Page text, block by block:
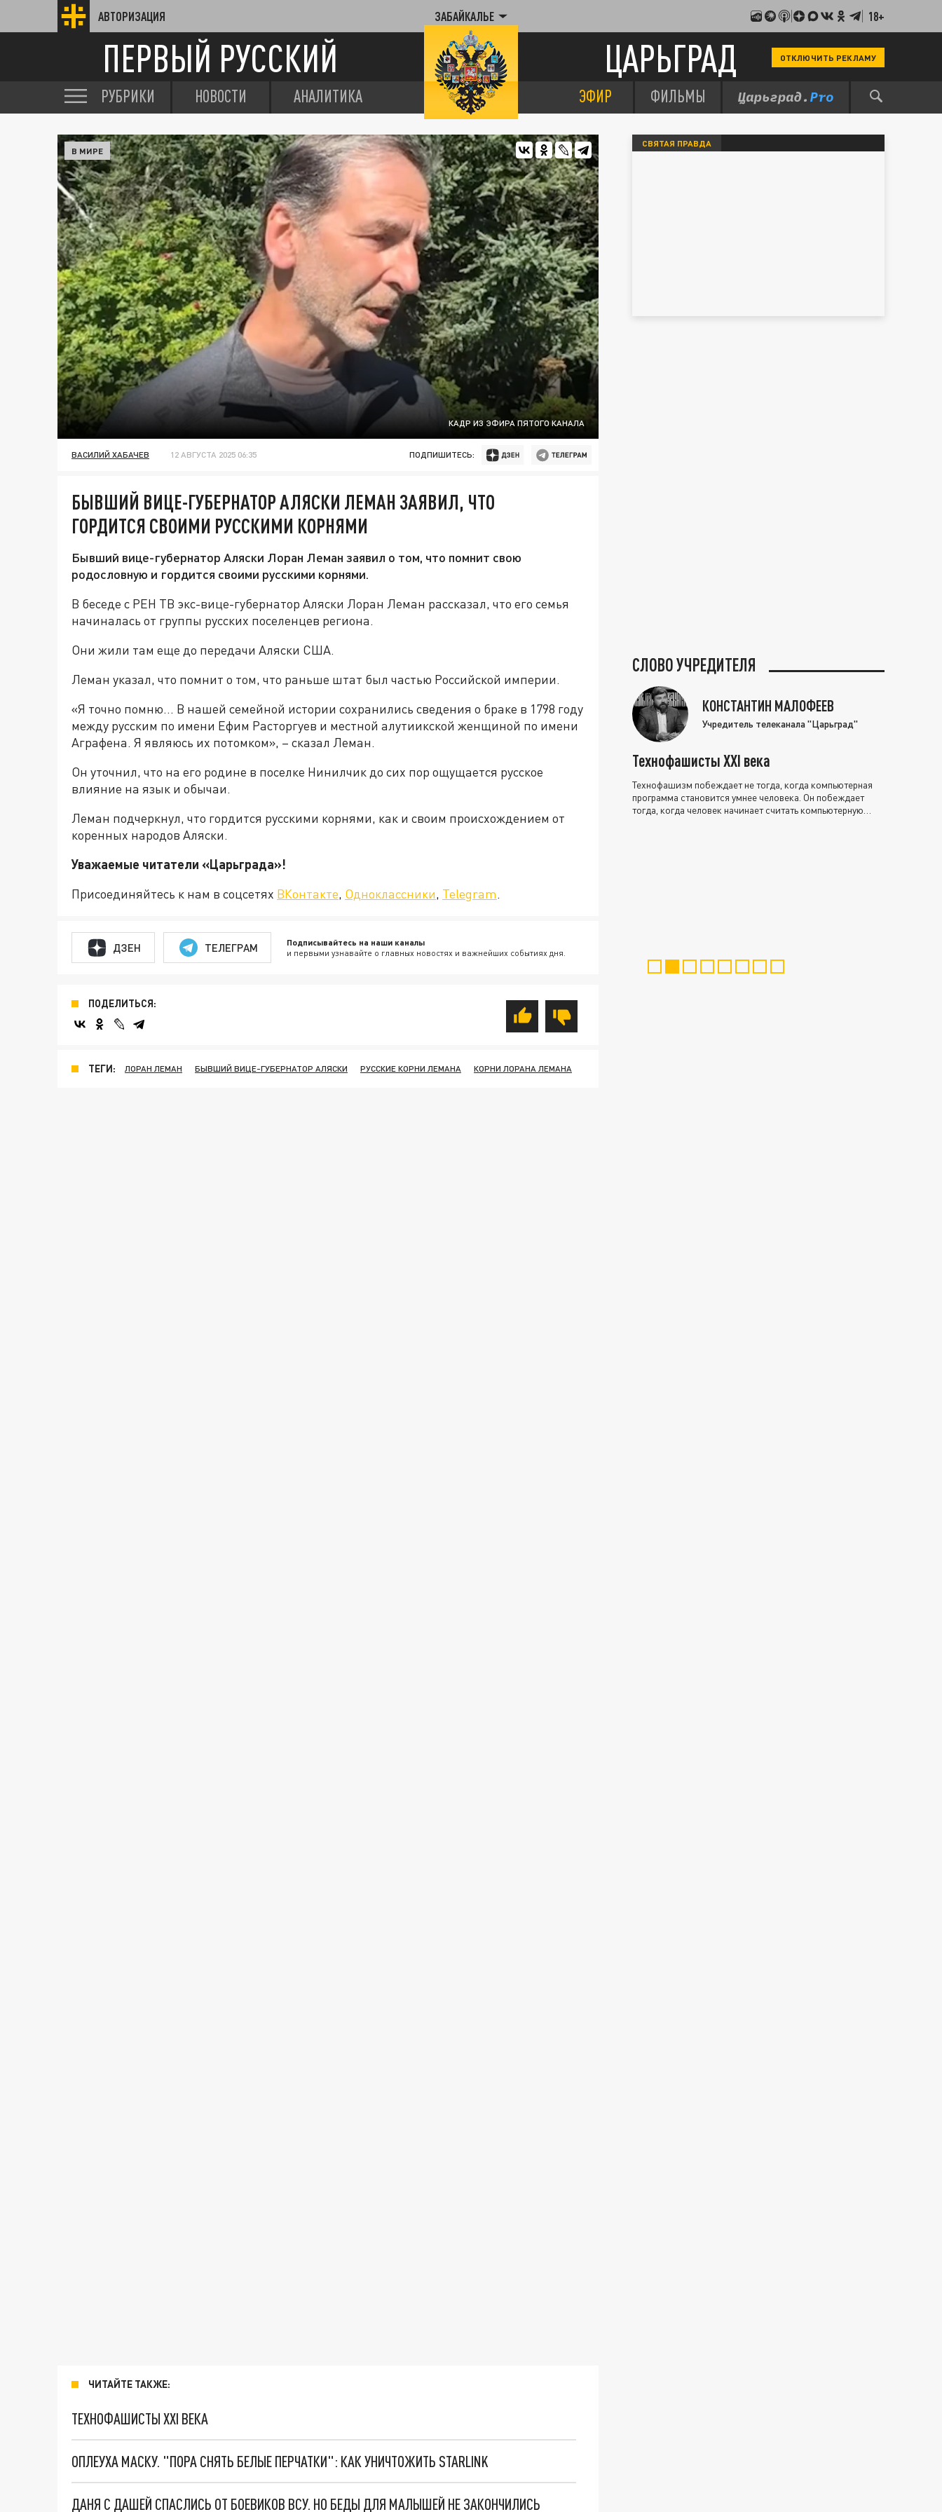
АВТОРИЗАЦИЯ ЗАБАЙКАЛЬЕ 18+
ПЕРВЫЙ РУССКИЙ ЦАРЬГРАД ОТКЛЮЧИТЬ РЕКЛАМУ
РУБРИКИ НОВОСТИ АНАЛИТИКА ЭФИР ФИЛЬМЫ
КАДР ИЗ ЭФИРА ПЯТОГО КАНАЛА
В МИРЕ
ВАСИЛИЙ ХАБАЧЕВ 12 АВГУСТА 2025 06:35 ПОДПИШИТЕСЬ:
БЫВШИЙ ВИЦЕ-ГУБЕРНАТОР АЛЯСКИ ЛЕМАН ЗАЯВИЛ, ЧТО
ГОРДИТСЯ СВОИМИ РУССКИМИ КОРНЯМИ
Бывший вице-губернатор Аляски Лоран Леман заявил о том, что помнит свою
родословную и гордится своими русскими корнями.
В беседе с РЕН ТВ экс-вице-губернатор Аляски Лоран Леман рассказал, что его семья
начиналась от группы русских поселенцев региона.
Они жили там еще до передачи Аляски США.
Леман указал, что помнит о том, что раньше штат был частью Российской империи.
«Я точно помню... В нашей семейной истории сохранились сведения о браке в 1798 году
между русским по имени Ефим Расторгуев и местной алутиикской женщиной по имени
Аграфена. Я являюсь их потомком», – сказал Леман.
Он уточнил, что на его родине в поселке Нинилчик до сих пор ощущается русское
влияние на язык и обычаи.
Леман подчеркнул, что гордится русскими корнями, как и своим происхождением от
коренных народов Аляски.
Уважаемые читатели «Царьграда»!
Присоединяйтесь к нам в соцсетях ВКонтакте, Одноклассники, Telegram.
ДЗЕН ТЕЛЕГРАМ Подписывайтесь на наши каналы
и первыми узнавайте о главных новостях и важнейших событиях дня.
ПОДЕЛИТЬСЯ:
ТЕГИ: ЛОРАН ЛЕМАН БЫВШИЙ ВИЦЕ-ГУБЕРНАТОР АЛЯСКИ РУССКИЕ КОРНИ ЛЕМАНА КОРНИ ЛОРАНА ЛЕМАНА
ЧИТАЙТЕ ТАКЖЕ:
ТЕХНОФАШИСТЫ XXI ВЕКА
ОПЛЕУХА МАСКУ. "ПОРА СНЯТЬ БЕЛЫЕ ПЕРЧАТКИ": КАК УНИЧТОЖИТЬ STARLINK
ДАНЯ С ДАШЕЙ СПАСЛИСЬ ОТ БОЕВИКОВ ВСУ. НО БЕДЫ ДЛЯ МАЛЫШЕЙ НЕ ЗАКОНЧИЛИСЬ
СВЯТАЯ ПРАВДА
СЛОВО УЧРЕДИТЕЛЯ
КОНСТАНТИН МАЛОФЕЕВ
Учредитель телеканала "Царьград"
Технофашисты XXI века
Технофашизм побеждает не тогда, когда компьютерная
программа становится умнее человека. Он побеждает
тогда, когда человек начинает считать компьютерную